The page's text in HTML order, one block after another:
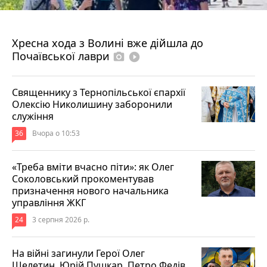
Хресна хода з Волині вже дійшла до
Почаївської лаври photo_camera play_circle_filled
Священнику з Тернопільської єпархії
Олексію Николишину заборонили
служіння
36 Вчора о 10:53
«Треба вміти вчасно піти»: як Олег
Соколовський прокоментував
призначення нового начальника
управління ЖКГ
24 3 серпня 2026 р.
На війні загинули Герої Олег